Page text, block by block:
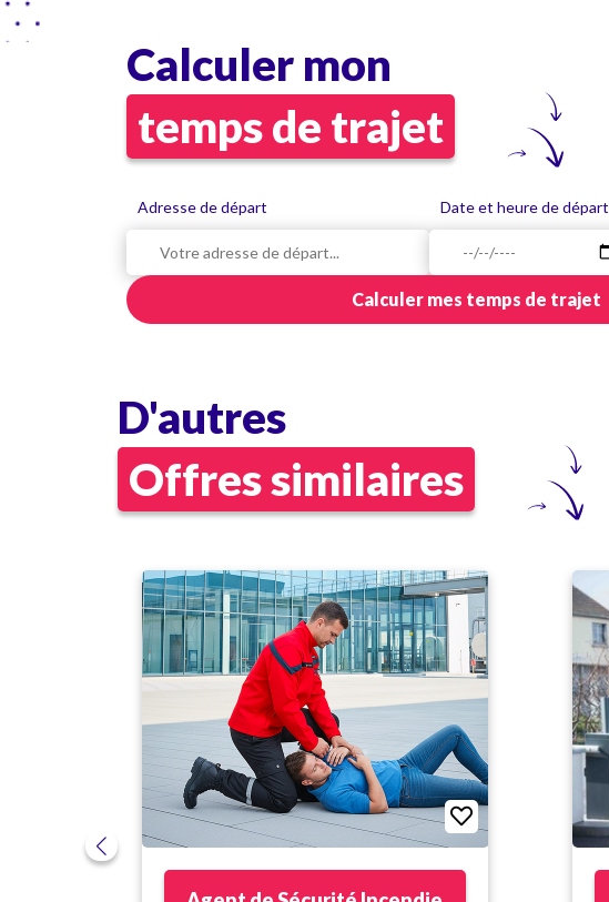
Calculer mon
temps de trajet
Adresse de départ Date et heure de départ
Calculer mes temps de trajet
D'autres
Offres similaires